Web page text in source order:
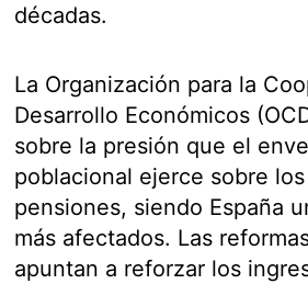
décadas.
La Organización para la
Desarrollo Económicos
sobre la presión que el
poblacional ejerce sobre
pensiones, siendo España
más afectados. Las
apuntan a reforzar los